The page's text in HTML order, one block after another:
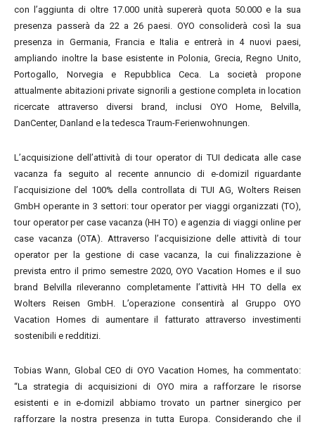
con l’aggiunta di oltre 17.000 unità supererà quota 50.000 e la sua
presenza passerà da 22 a 26 paesi. OYO consoliderà così la sua
presenza in Germania, Francia e Italia e entrerà in 4 nuovi paesi,
ampliando inoltre la base esistente in Polonia, Grecia, Regno Unito,
Portogallo, Norvegia e Repubblica Ceca. La società propone
attualmente abitazioni private signorili a gestione completa in location
ricercate attraverso diversi brand, inclusi OYO Home, Belvilla,
DanCenter, Danland e la tedesca Traum-Ferienwohnungen.
L’acquisizione dell’attività di tour operator di TUI dedicata alle case
vacanza fa seguito al recente annuncio di e-domizil riguardante
l’acquisizione del 100% della controllata di TUI AG, Wolters Reisen
GmbH operante in 3 settori: tour operator per viaggi organizzati (TO),
tour operator per case vacanza (HH TO) e agenzia di viaggi online per
case vacanza (OTA). Attraverso l’acquisizione delle attività di tour
operator per la gestione di case vacanza, la cui finalizzazione è
prevista entro il primo semestre 2020, OYO Vacation Homes e il suo
brand Belvilla rileveranno completamente l’attività HH TO della ex
Wolters Reisen GmbH. L’operazione consentirà al Gruppo OYO
Vacation Homes di aumentare il fatturato attraverso investimenti
sostenibili e redditizi.
Tobias Wann, Global CEO di OYO Vacation Homes, ha commentato:
“La strategia di acquisizioni di OYO mira a rafforzare le risorse
esistenti e in e-domizil abbiamo trovato un partner sinergico per
rafforzare la nostra presenza in tutta Europa. Considerando che il